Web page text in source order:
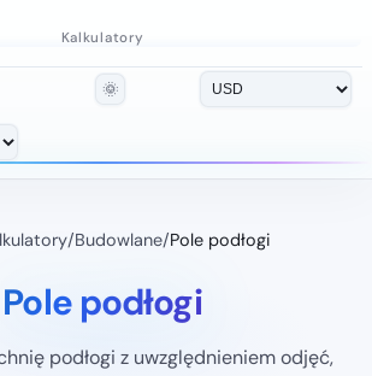
Kalkulatory
🌞
/Budowlane/Pole podłogi
Pole podłogi
podłogi z uwzględnieniem odjęć,